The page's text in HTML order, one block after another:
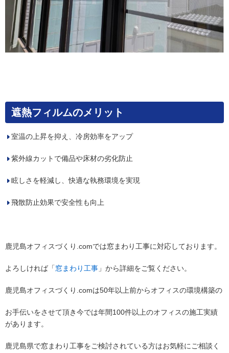
遮熱フィルムのメリット
室温の上昇を抑え、冷房効率をアップ
紫外線カットで備品や床材の劣化防止
眩しさを軽減し、快適な執務環境を実現
飛散防止効果で安全性も向上
鹿児島オフィスづくり.comでは窓まわり工事に対応しております。
よろしければ「窓まわり工事 」から詳細をご覧ください。
鹿児島オフィスづくり.comは50年以上前からオフィスの環境構築の
お手伝いをさせて頂き今では年間100件以上のオフィスの施工実績
があります。
鹿児島県で窓まわり工事をご検討されている方はお気軽にご相談く